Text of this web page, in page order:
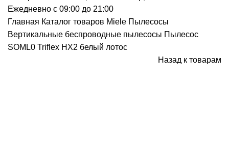
Ежедневно с 09:00 до 21:00
Главная Каталог товаров Miele Пылесосы
Вертикальные беспроводные пылесосы Пылесос
SOML0 Triflex HX2 белый лотос
Назад к товарам